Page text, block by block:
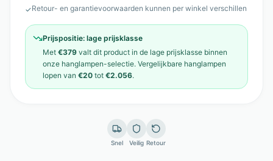
✓Retour- en garantievoorwaarden kunnen per winkel verschillen
Prijspositie: lage prijsklasse
Met €379 valt dit product in de lage prijsklasse binnen
onze hanglampen-selectie. Vergelijkbare hanglampen
lopen van €20 tot €2.056.
Snel Veilig Retour